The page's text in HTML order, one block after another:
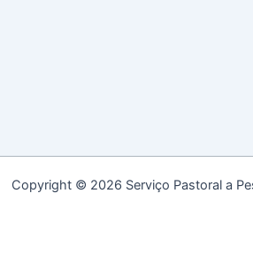
Copyright © 2026 Serviço Pastoral a